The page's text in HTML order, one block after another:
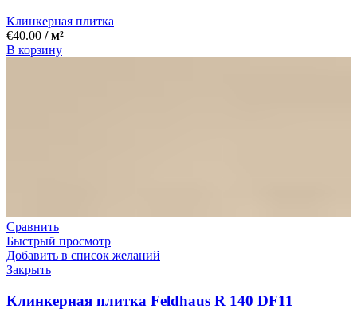
Клинкерная плитка
€40.00 / м²
В корзину
Сравнить
Быстрый просмотр
Добавить в список желаний
Закрыть
Клинкерная плитка Feldhaus R 140 DF11